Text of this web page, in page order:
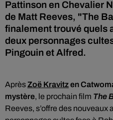
Pattinson en Chevalier
de Matt Reeves, "The
finalement trouvé quels
deux personnages
Pingouin et Alfred.
AprèsZoë Kravitzen
mystère, le prochain film The
Reeves, s’offre des nouveaux